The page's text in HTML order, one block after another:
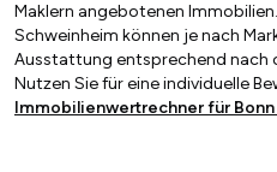
Maklern angebotenen
Schweinheim können je nach
Ausstattung entsprechend nach
Nutzen Sie für eine individuelle
Immobilienwertrechner für